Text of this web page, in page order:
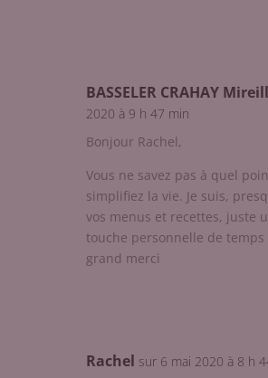
BASSELER CRAHAY
2020 à 9 h 47 min
Bonjour Rachel,
Vous ne savez pas à quel
simplifiez la vie. Je suis,
vos menus et recettes, juste
touche personnelle de temps
grand merci
Rachel sur 6 mai 2020 à 8 h